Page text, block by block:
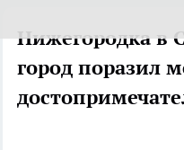
Нижегородка в
город поразил